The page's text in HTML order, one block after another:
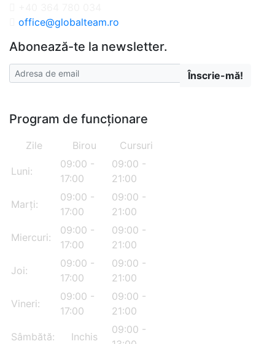
office@globalteam.ro
Abonează-te la newsletter.
Înscrie-mă!
Program de funcționare
Zile Birou Cursuri
Luni:
09:00 -
17:00
09:00 -
21:00
Marți:
09:00 -
17:00
09:00 -
21:00
Miercuri:
09:00 -
17:00
09:00 -
21:00
Joi:
09:00 -
17:00
09:00 -
21:00
Vineri:
09:00 -
17:00
09:00 -
21:00
Sâmbătă: Inchis
09:00 -